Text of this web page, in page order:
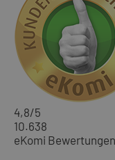
4,8/5
10.638
eKomi Bewertungen